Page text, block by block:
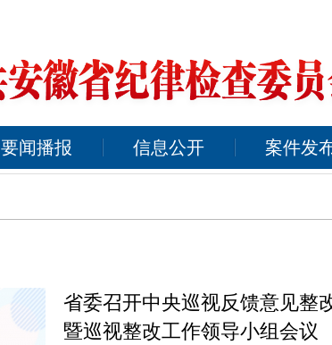
要闻播报 信息公开 案件发
省委召开中央巡视反馈意见整
暨巡视整改工作领导小组会议